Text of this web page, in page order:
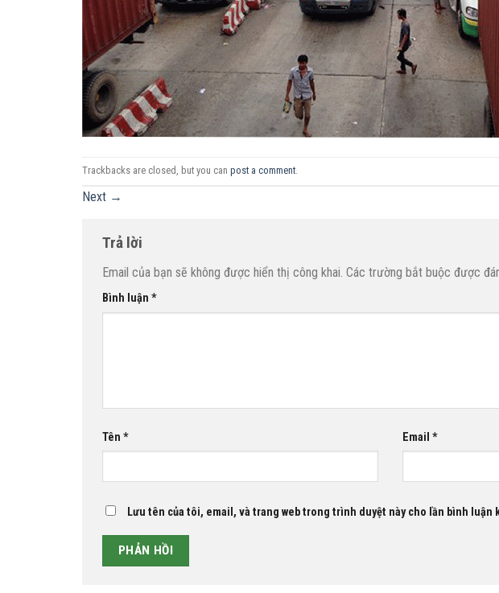
Trackbacks are closed, but you can post a comment
Next →
Trả lời
Email của bạn sẽ không được hiển thị công khai. Các trường bắt buộc được
Bình luận *
Tên * Email*
Lưu tên của tôi, email, và trang web trong trình duyệt này cho lần bình luận